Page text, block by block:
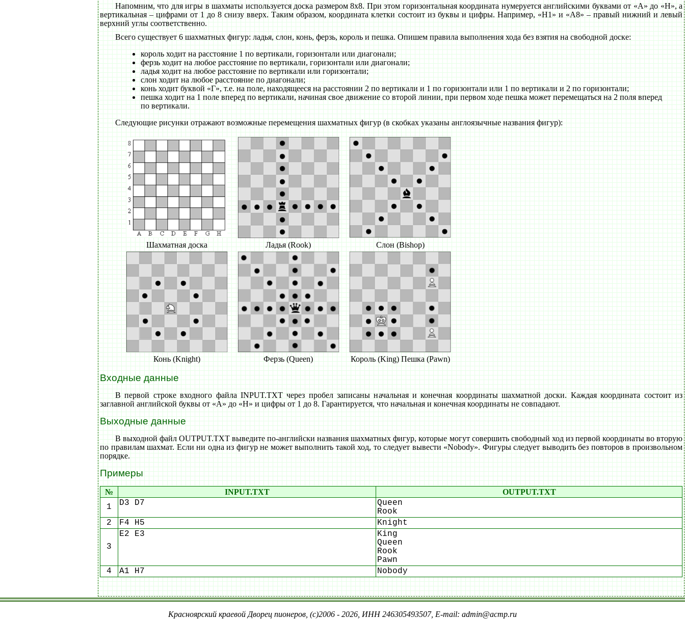
Напомним, что для игры в шахматы используется доска размером 8х8. При этом горизонтальная координата нумеруется английскими буквами от «A» до «H», а
вертикальная – цифрами от 1 до 8 снизу вверх. Таким образом, координата клетки состоит из буквы и цифры. Например, «H1» и «A8» – правый нижний и левый
верхний углы соответственно.
Всего существует 6 шахматных фигур: ладья, слон, конь, ферзь, король и пешка. Опишем правила выполнения хода без взятия на свободной доске:
король ходит на расстояние 1 по вертикали, горизонтали или диагонали;
ферзь ходит на любое расстояние по вертикали, горизонтали или диагонали;
ладья ходит на любое расстояние по вертикали или горизонтали;
слон ходит на любое расстояние по диагонали;
конь ходит буквой «Г», т.е. на поле, находящееся на расстоянии 2 по вертикали и 1 по горизонтали или 1 по вертикали и 2 по горизонтали;
пешка ходит на 1 поле вперед по вертикали, начиная свое движение со второй линии, при первом ходе пешка может перемещаться на 2 поля вперед
по вертикали.
Следующие рисунки отражают возможные перемещения шахматных фигур (в скобках указаны англоязычные названия фигур):
Шахматная доска Ладья (Rook) Слон (Bishop)
Конь (Knight) Ферзь (Queen) Король (King) Пешка (Pawn)
Входные данные
В первой строке входного файла INPUT.TXT через пробел записаны начальная и конечная координаты шахматной доски. Каждая координата состоит из
заглавной английской буквы от «A» до «H» и цифры от 1 до 8. Гарантируется, что начальная и конечная координаты не совпадают.
Выходные данные
В выходной файл OUTPUT.TXT выведите по-английски названия шахматных фигур, которые могут совершить свободный ход из первой координаты во вторую
по правилам шахмат. Если ни одна из фигур не может выполнить такой ход, то следует вывести «Nobody». Фигуры следует выводить без повторов в произвольном
порядке.
Примеры
№ INPUT.TXT OUTPUT.TXT
1 D3 D7
Queen
Rook
2
F4 H5 Knight
3
E2 E3
King
Queen
Rook
Pawn
4
A1 H7 Nobody
Красноярский краевой Дворец пионеров, (c)2006 - 2026, ИНН 246305493507, E-mail: admin@acmp.ru